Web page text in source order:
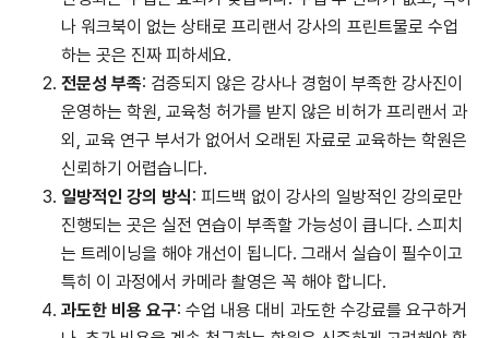
나 워크북이 없는 상태로 프리랜서 강사의 프린트물로 수업
하는 곳은 진짜 피하세요.
전문성 부족: 검증되지 않은 강사나 경험이 부족한 강사진이
운영하는 학원, 교육청 허가를 받지 않은 비허가 프리랜서 과
외, 교육 연구 부서가 없어서 오래된 자료로 교육하는 학원은
신뢰하기 어렵습니다.
일방적인 강의 방식: 피드백 없이 강사의 일방적인 강의로만
진행되는 곳은 실전 연습이 부족할 가능성이 큽니다. 스피치
는 트레이닝을 해야 개선이 됩니다. 그래서 실습이 필수이고
특히 이 과정에서 카메라 촬영은 꼭 해야 합니다.
과도한 비용 요구: 수업 내용 대비 과도한 수강료를 요구하거